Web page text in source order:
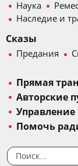
Наука
Наследие и
Сказы
Предания
Прямая
Авторские
Управление
Помочь